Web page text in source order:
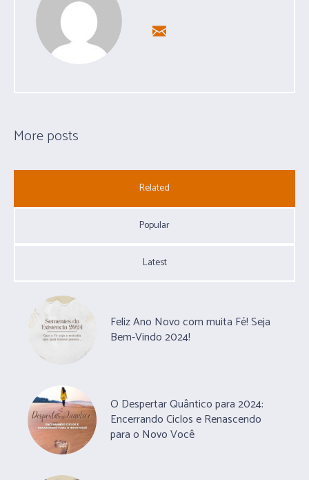
More posts
Related
Popular
Latest
Feliz Ano Novo com muita Fé! Seja
Bem-Vindo 2024!
O Despertar Quântico para 2024:
Encerrando Ciclos e Renascendo
para o Novo Você